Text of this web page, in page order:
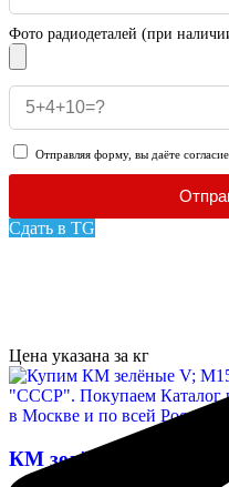
Фото радиодеталей (при
Отправляя форму, вы даёте
Сдать в TG
Цена указана за кг
КМ зелёные V; М1500